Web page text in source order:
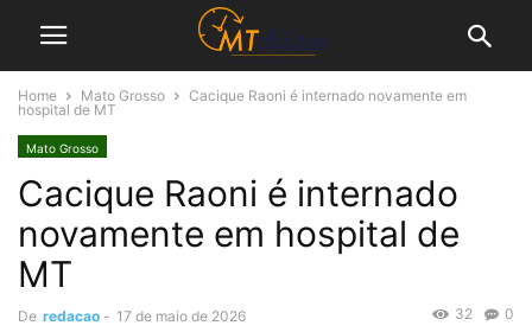
Home Mato Grosso
Cacique Raoni é internado novamente em
hospital de MT
Mato Grosso
Cacique Raoni é internado
novamente em hospital de
MT
De redacao - 17 de maio de 2026 0
32